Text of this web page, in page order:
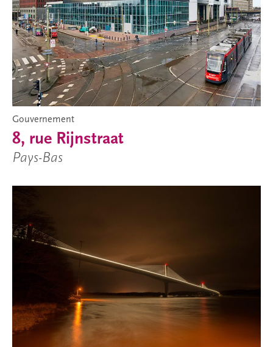
Gouvernement
8, rue Rijnstraat
Pays-Bas